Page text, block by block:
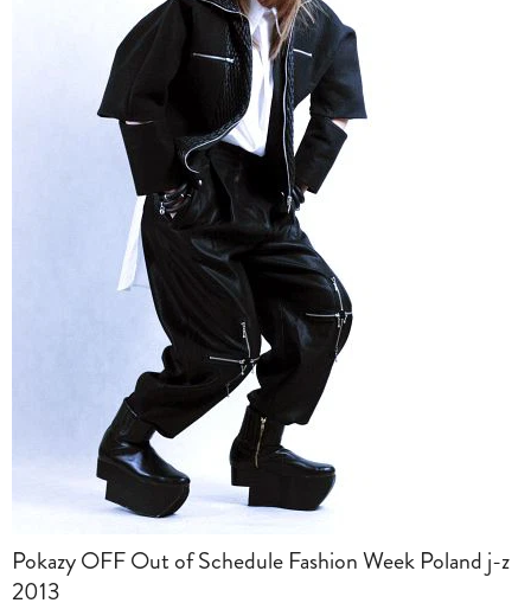
Pokazy OFF Out of Schedule Fashion Week Poland j-z
2013